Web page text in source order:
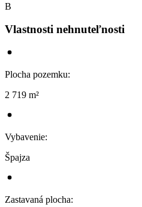
B
Vlastnosti nehnuteľnosti
Plocha pozemku:
2 719 m²
Vybavenie:
Špajza
Zastavaná plocha: